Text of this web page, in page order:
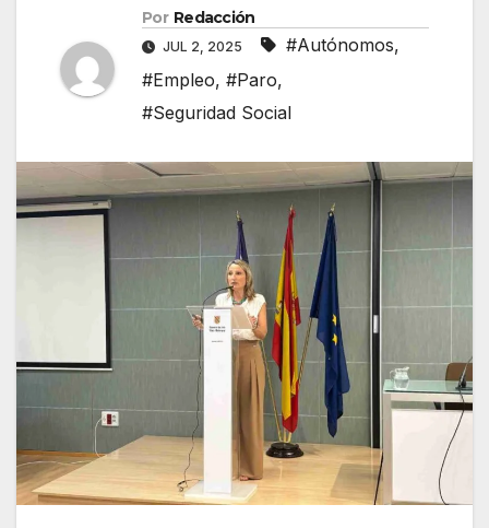
Por Redacción
JUL 2, 2025 #Autónomos,
#Empleo, #Paro,
#Seguridad Social